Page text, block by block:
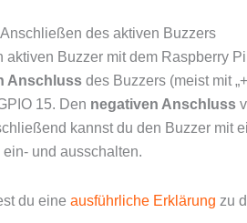
des aktiven Buzzers
aktiven Buzzer mit dem Raspberry
Anschluss des Buzzers (meist mit
15. Den negativen Anschluss
kannst du den Buzzer mit
ein- und ausschalten.
du eine ausführliche Erklärung zu